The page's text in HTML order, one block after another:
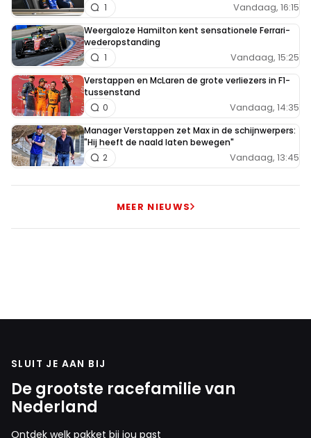
Vandaag, 16:15
1
Weergaloze Hamilton kent sensationele Ferrari-
wederopstanding
Vandaag, 15:25
1
Verstappen en McLaren de grote verliezers in F1-
tussenstand
Vandaag, 14:35
0
Manager Verstappen zet Max in de schijnwerpers:
"Hij heeft de naald laten bewegen"
Vandaag, 13:45
2
MEER NIEUWS
SLUIT JE AAN BIJ
De grootste racefamilie van
Nederland
Ontdek welk pakket bij jou past